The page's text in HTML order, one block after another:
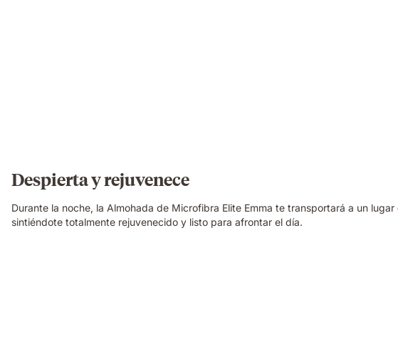
Despierta y rejuvenece
Durante la noche, la Almohada de Microfibra Elite Emma te transportará a un
sintiéndote totalmente rejuvenecido y listo para afrontar el día.